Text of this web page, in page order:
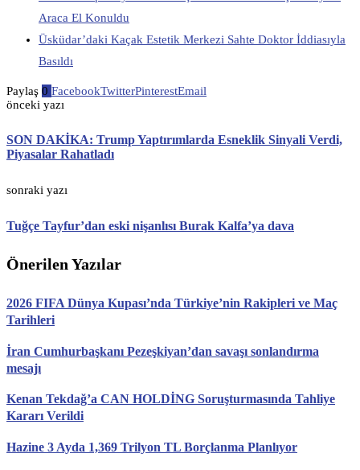
Araca El Konuldu
Üsküdar’daki Kaçak Estetik Merkezi Sahte Doktor İddiasıyla
Basıldı
Paylaş 0 FacebookTwitterPinterestEmail
önceki yazı
SON DAKİKA: Trump Yaptırımlarda Esneklik Sinyali Verdi,
Piyasalar Rahatladı
sonraki yazı
Tuğçe Tayfur’dan eski nişanlısı Burak Kalfa’ya dava
Önerilen Yazılar
2026 FIFA Dünya Kupası’nda Türkiye’nin Rakipleri ve Maç
Tarihleri
İran Cumhurbaşkanı Pezeşkiyan’dan savaşı sonlandırma
mesajı
Kenan Tekdağ’a CAN HOLDİNG Soruşturmasında Tahliye
Kararı Verildi
Hazine 3 Ayda 1,369 Trilyon TL Borçlanma Planlıyor